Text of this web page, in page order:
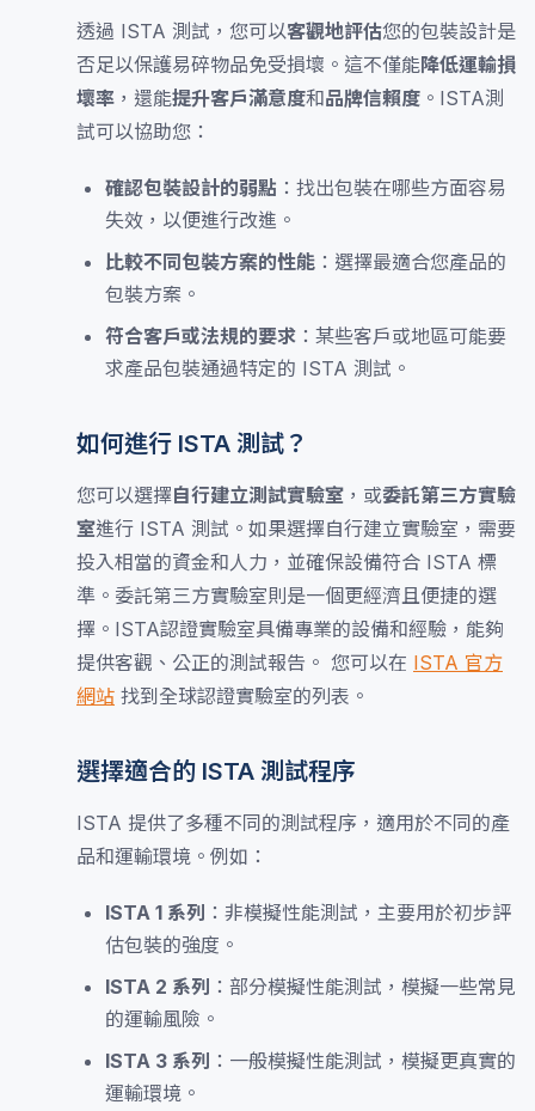
透過 ISTA 測試，您可以客觀地評估您的包裝設計是
否足以保護易碎物品免受損壞。這不僅能降低運輸損
壞率 ，還能提升客戶滿意度和品牌信賴度 。ISTA測
試可以協助您：
確認包裝設計的弱點 ：找出包裝在哪些方面容易
失效，以便進行改進。
比較不同包裝方案的性能 ：選擇最適合您產品的
包裝方案。
符合客戶或法規的要求 ：某些客戶或地區可能要
求產品包裝通過特定的 ISTA 測試。
如何進行 ISTA 測試？
您可以選擇自行建立測試實驗室 ，或委託第三方實驗
室進行 ISTA 測試。如果選擇自行建立實驗室，需要
投入相當的資金和人力，並確保設備符合 ISTA 標
準。委託第三方實驗室則是一個更經濟且便捷的選
擇。ISTA認證實驗室具備專業的設備和經驗，能夠
提供客觀、公正的測試報告。 您可以在 ISTA 官方
網站 找到全球認證實驗室的列表。
選擇適合的 ISTA 測試程序
ISTA 提供了多種不同的測試程序，適用於不同的產
品和運輸環境。例如：
ISTA 1 系列 ：非模擬性能測試，主要用於初步評
估包裝的強度。
ISTA 2 系列 ：部分模擬性能測試，模擬一些常見
的運輸風險。
ISTA 3 系列 ：一般模擬性能測試，模擬更真實的
運輸環境。